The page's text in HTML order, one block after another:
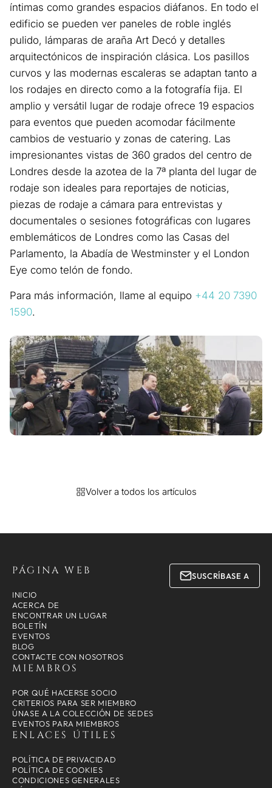
íntimas como grandes espacios diáfanos. En todo el
edificio se pueden ver paneles de roble inglés
pulido, lámparas de araña Art Decó y detalles
arquitectónicos de inspiración clásica. Los pasillos
curvos y las modernas escaleras se adaptan tanto a
los rodajes en directo como a la fotografía fija. El
amplio y versátil lugar de rodaje ofrece 19 espacios
para eventos que pueden acomodar fácilmente
cambios de vestuario y zonas de catering. Las
impresionantes vistas de 360 grados del centro de
Londres desde la azotea de la 7ª planta del lugar de
rodaje son ideales para reportajes de noticias,
piezas de rodaje a cámara para entrevistas y
documentales o sesiones fotográficas con lugares
emblemáticos de Londres como las Casas del
Parlamento, la Abadía de Westminster y el London
Eye como telón de fondo.
Para más información, llame al equipo +44 20 7390
1590.
Volver a todos los artículos
PÁGINA WEB
INICIO
ACERCA DE
ENCONTRAR UN LUGAR
BOLETÍN
EVENTOS
BLOG
CONTACTE CON NOSOTROS
MIEMBROS
POR QUÉ HACERSE SOCIO
CRITERIOS PARA SER MIEMBRO
ÚNASE A LA COLECCIÓN DE SEDES
EVENTOS PARA MIEMBROS
ENLACES ÚTILES
POLÍTICA DE PRIVACIDAD
POLÍTICA DE COOKIES
CONDICIONES GENERALES
SUSCRÍBASE A